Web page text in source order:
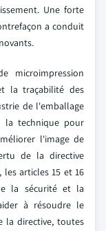
Une forte
a conduit
microimpression
la traçabilité des
de l'emballage
technique pour
l'image de
de la directive
les articles 15 et 16
la sécurité et la
à résoudre le
la directive, toutes